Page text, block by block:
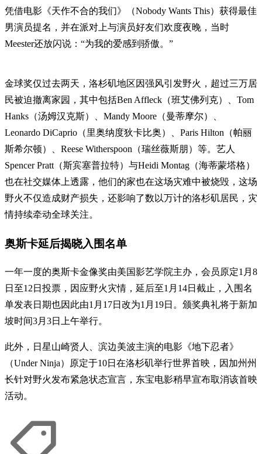
凭借电影《天作不合的我们》（Nobody Wants This）获得最佳
男演员提名，并在派对上与演员好友们欢度夜晚，当时
Meester还放闪说：“为我的爱感到骄傲。”
金球奖仅过去两天，洛杉矶地区因强风引发野火，超过三万居
民被迫撤离家园，其中包括Ben Affleck（班艾佛列克）、Tom
Hanks（汤姆汉克斯）、Mandy Moore（曼蒂摩尔）、
Leonardo DiCaprio（里奥纳度狄卡比奥）、Paris Hilton（帕丽
斯希尔顿）、Reese Witherspoon（瑞丝薇斯朋）等。艺人
Spencer Pratt（斯宾塞普拉特）与Heidi Montag（海蒂蒙塔格）
也在社交媒体上透露，他们的家也在这场灾难中被烧毁，这场
野火不仅造成财产损失，还影响了数以万计的洛杉矶居民，灾
情持续牵动全球关注。
奥斯卡延后揭晓入围名单
一年一度的奥斯卡金像奖由美国影艺学院主办，会员原定1月8
日至12日投票，因应野火灾情，延后至1月14日截止，入围名
单发表日期也因此由1月17日改为1月19日。颁奖典礼将于新加
坡时间3月3日上午举行。
此外，日星山崎贤人、滨边美波主演的电影《地下忍者》
（Under Ninja）原定于10日在洛杉矶举行世界首映，因加州州
长针对野火发布紧急状态宣言，东宝电影稍早宣布取消该首映
活动。